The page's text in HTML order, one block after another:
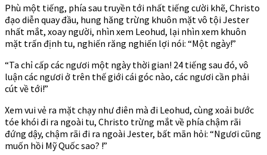
Phù một tiếng, phía sau truyền tới nhất tiếng cười khẽ, Christo
đạo diễn quay đầu, hung hăng trừng khuôn mặt vô tội Jester
nhất mắt, xoay người, nhìn xem Leohud, lại nhìn xem khuôn
mặt trấn định tu, nghiến răng nghiến lợi nói: “Một ngày!”
“Ta chỉ cấp các ngươi một ngày thời gian! 24 tiếng sau đó, vô
luận các ngươi ở trên thế giới cái góc nào, các ngươi cần phải
cút về tới!”
Xem vui vẻ ra mặt chạy như điên mà đi Leohud, cùng xoải bước
tóe khói đi ra ngoài tu, Christo trừng mắt về phía chậm rãi
đứng dậy, chậm rãi đi ra ngoài Jester, bất mãn hỏi: “Ngươi cũng
muốn hồi Mỹ Quốc sao? !”